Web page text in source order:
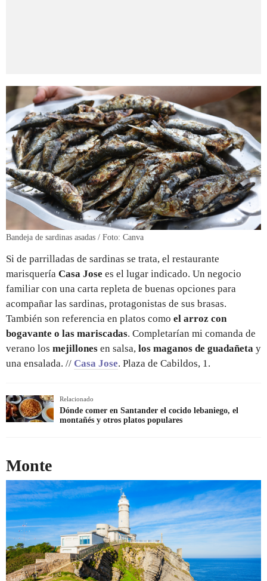
Bandeja de sardinas asadas / Foto: Canva
Si de parrilladas de sardinas se trata, el restaurante
marisquería Casa Jose es el lugar indicado. Un negocio
familiar con una carta repleta de buenas opciones para
acompañar las sardinas, protagonistas de sus brasas.
También son referencia en platos como el arroz con
bogavante o las mariscadas. Completarían mi comanda de
verano los mejillones en salsa, los maganos de guadañeta y
una ensalada. // Casa Jose. Plaza de Cabildos, 1.
Relacionado
Dónde comer en Santander el cocido lebaniego, el
montañés y otros platos populares
Monte